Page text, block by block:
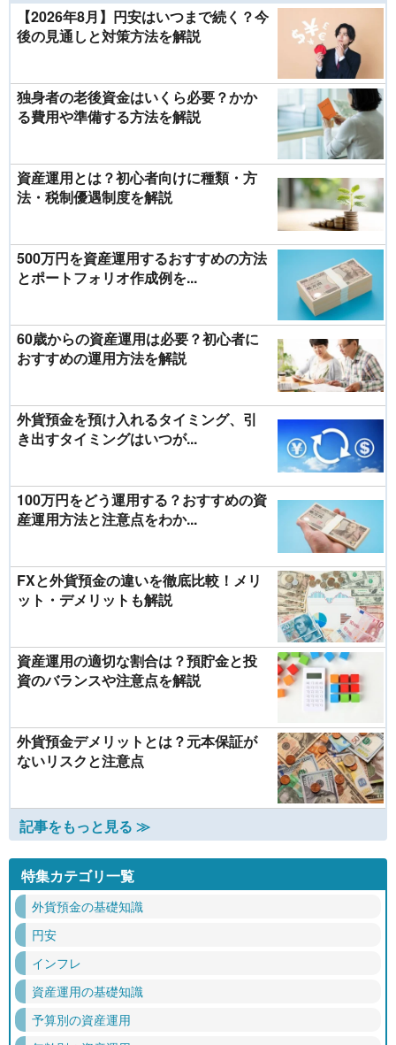
【2026年8月】円安はいつまで続く？今
後の見通しと対策方法を解説
独身者の老後資金はいくら必要？かか
る費用や準備する方法を解説
資産運用とは？初心者向けに種類・方
法・税制優遇制度を解説
500万円を資産運用するおすすめの方法
とポートフォリオ作成例を...
60歳からの資産運用は必要？初心者に
おすすめの運用方法を解説
外貨預金を預け入れるタイミング、引
き出すタイミングはいつが...
100万円をどう運用する？おすすめの資
産運用方法と注意点をわか...
FXと外貨預金の違いを徹底比較！メリ
ット・デメリットも解説
資産運用の適切な割合は？預貯金と投
資のバランスや注意点を解説
外貨預金デメリットとは？元本保証が
ないリスクと注意点
記事をもっと見る ≫
特集カテゴリ一覧
外貨預金の基礎知識
円安
インフレ
資産運用の基礎知識
予算別の資産運用